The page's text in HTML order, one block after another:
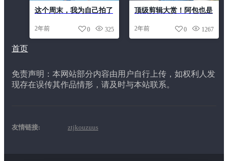
这个周末，我为自己拍了
睡衣美图照片
2年前 325
0
顶级剪辑大赏！阿包也是
作珍品
2年前 1267
0
首页
免责声明：本网站部分内容由用户自行上传，如权利人发
现存在误传其作品情形，请及时与本站联系。
友情链接: ztjkouzuus